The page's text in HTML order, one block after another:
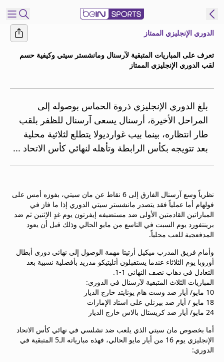
إدارة
التنبيهات
انضم
الإخبارية
اتصل بنا
beIN CONNECT
beIN MEDIA GROUP
الأسئلة الأكثر شيوعاً
دليل التلفاز
احصل على beIN
معلومات عن هذا الموقع
الدوري الإنجليزي الممتاز
تعرف على المباريات المتبقية لآرسنال ومانشستر سيتي وكيفية حسم
لقب الدوري الإنجليزي الممتاز
بلغ الدوري الإنجليزي ذروة الحماس بوصوله إلى
المراحل الأخيرة، أرسنال يسعى آرسنال للظفر بلقب
طار انتظاره، بينما بيب غوارديولا يتطلع لثلاثية محلية
بعد تتويجه بكأس الرابطة وتأهله لنهائي كأس الاتحاد ...
نظرياً وسع آرسنال الفارق إلى 6 نقاط عن مان سيتي، بفوزه أمس على
فولهام أما عملياً فقد يتصدر مانشستر سيتي الدوري إذا ما فاز في
المباراتين القادمتين الأولى ضد مستضيفه إيفرتون يوم غدٍ الإثنين ثم ضد
برينتفورد يوم السبت في التاسع من مايو الحالي وذلك قبل أن يعود
المدفعجية للعب محلياً.
وأمام فريق المدرب ميكيل أرتيتا مهمة الوصول إلى نهائي دوري أبطال
أوروبا يوم الثلاثاء عندما يستقبلون أتليتيكو مدريد بأفضلية نسبية بعد
التعادل في ذهاب نصف النهائي 1-1.
المباريات الثلاث المتبقية لآرسنال في الدوري:
10 مايو/ أيار ضد وست هام يونايتد خارج الديار
18 مايو / أيار ضد بيرنلي على استاد الإمارات
24 مايو/ أيار ضد كريستال بالاس خارج الديار
أما بخصوص مان سيتي الذي يلعب ضد تشلسي في نهائي كأس الاتحاد
الإنجليزي يوم 16 من أيار مايو الحالي، فهذه مبارياته الـ5 المتبقية في
الدوري: